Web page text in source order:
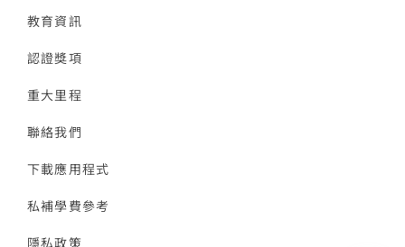
教育資訊
認證獎項
重大里程
聯絡我們
下載應用程式
私補學費參考
隱私政策